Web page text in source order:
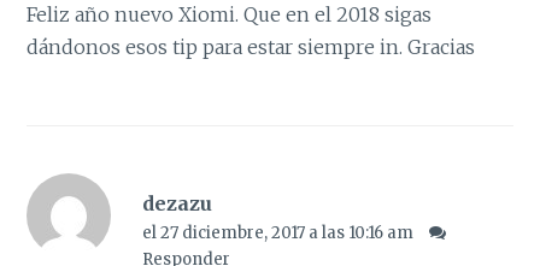
Feliz año nuevo Xiomi. Que en el 2018 sigas
dándonos esos tip para estar siempre in. Gracias
dezazu
el 27 diciembre, 2017 a las 10:16 am
Responder